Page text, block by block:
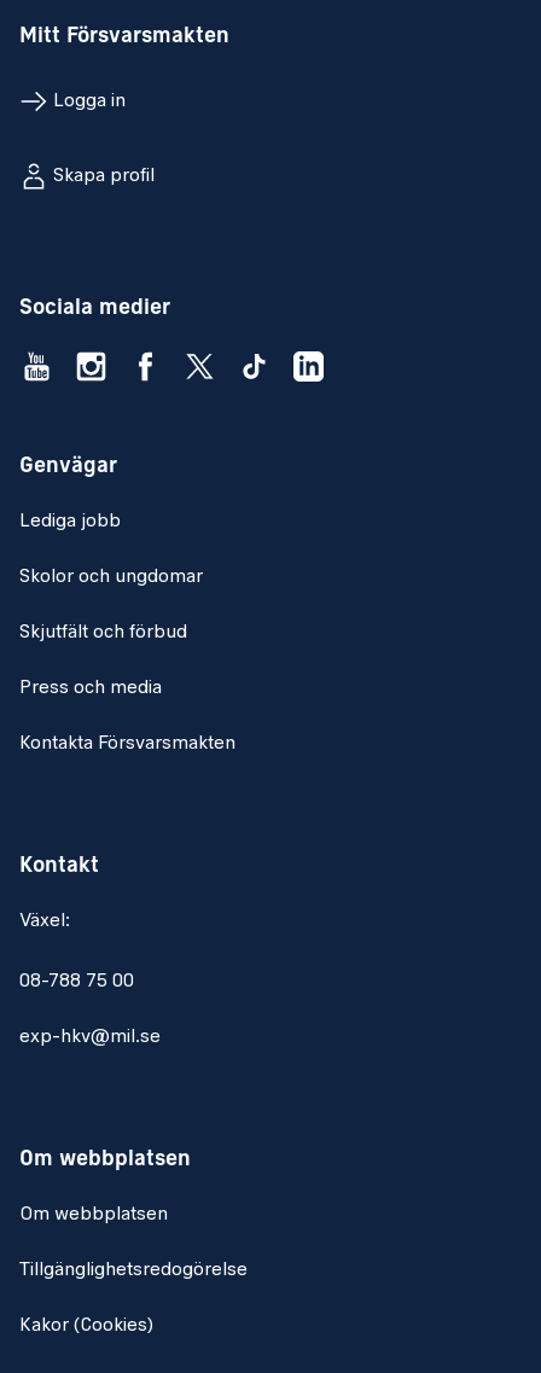
Mitt Försvarsmakten
Logga in
Skapa profil
Sociala medier
Genvägar
Lediga jobb
Skolor och ungdomar
Skjutfält och förbud
Press och media
Kontakta Försvarsmakten
Kontakt
Växel:
08-788 75 00
exp-hkv@mil.se
Om webbplatsen
Om webbplatsen
Tillgänglighetsredogörelse
Kakor (Cookies)